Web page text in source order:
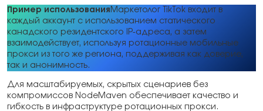
Пример использования Маркетолог TikTok входит в
каждый аккаунт с использованием статического
канадского резидентского IP-адреса, а затем
взаимодействует, используя ротационные мобильные
прокси из того же региона, поддерживая как доверие,
так и анонимность.
Для масштабируемых, скрытых сценариев без
компромиссов NodeMaven обеспечивает качество и
гибкость в инфраструктуре ротационных прокси.